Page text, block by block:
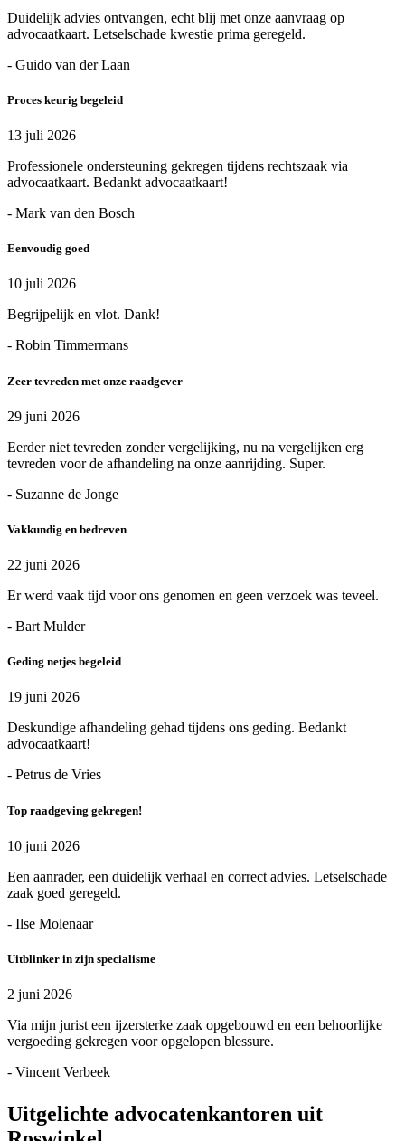
Duidelijk advies ontvangen, echt blij met onze aanvraag op
advocaatkaart. Letselschade kwestie prima geregeld.
- Guido van der Laan
Proces keurig begeleid
13 juli 2026
Professionele ondersteuning gekregen tijdens rechtszaak via
advocaatkaart. Bedankt advocaatkaart!
- Mark van den Bosch
Eenvoudig goed
10 juli 2026
Begrijpelijk en vlot. Dank!
- Robin Timmermans
Zeer tevreden met onze raadgever
29 juni 2026
Eerder niet tevreden zonder vergelijking, nu na vergelijken erg
tevreden voor de afhandeling na onze aanrijding. Super.
- Suzanne de Jonge
Vakkundig en bedreven
22 juni 2026
Er werd vaak tijd voor ons genomen en geen verzoek was teveel.
- Bart Mulder
Geding netjes begeleid
19 juni 2026
Deskundige afhandeling gehad tijdens ons geding. Bedankt
advocaatkaart!
- Petrus de Vries
Top raadgeving gekregen!
10 juni 2026
Een aanrader, een duidelijk verhaal en correct advies. Letselschade
zaak goed geregeld.
- Ilse Molenaar
Uitblinker in zijn specialisme
2 juni 2026
Via mijn jurist een ijzersterke zaak opgebouwd en een behoorlijke
vergoeding gekregen voor opgelopen blessure.
- Vincent Verbeek
Uitgelichte advocatenkantoren uit